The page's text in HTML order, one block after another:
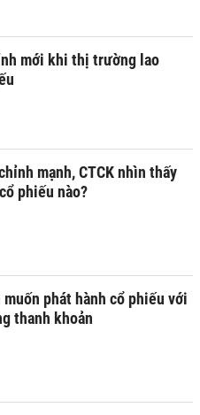
mới khi thị trường lao
mạnh, CTCK nhìn thấy
phiếu nào?
phát hành cổ phiếu với
thanh khoản